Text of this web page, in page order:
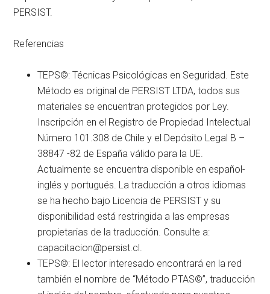
PERSIST.
Referencias
TEPS©: Técnicas Psicológicas en Seguridad. Este
Método es original de PERSIST LTDA, todos sus
materiales se encuentran protegidos por Ley.
Inscripción en el Registro de Propiedad Intelectual
Número 101.308 de Chile y el Depósito Legal B –
38847 -82 de España válido para la UE.
Actualmente se encuentra disponible en español-
inglés y portugués. La traducción a otros idiomas
se ha hecho bajo Licencia de PERSIST y su
disponibilidad está restringida a las empresas
propietarias de la traducción. Consulte a:
capacitacion@persist.cl.
TEPS©: El lector interesado encontrará en la red
también el nombre de “Método PTAS©”, traducción